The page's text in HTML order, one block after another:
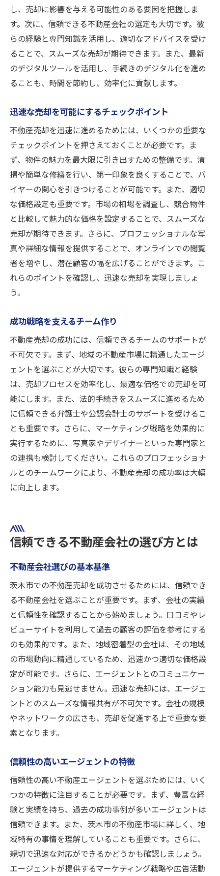
し、売却に影響を与える可能性のある要因を把握しま
す。次に、信頼できる不動産会社の選定も大切です。彼
らの経験と専門知識を活用し、適切なアドバイスを受け
ることで、スムーズな売却が期待できます。また、最新
のデジタルツールを活用し、手続きのデジタル化を進め
ることも、時間を節約し、効率化に貢献します。
迅速な売却を可能にするチェックポイント
不動産売却を迅速に進めるためには、いくつかの重要な
チェックポイントを押さえておくことが必要です。ま
ず、物件の魅力を最大限に引き出すための整備です。清
掃や簡単な修繕を行い、第一印象を良くすることで、バ
イヤーの関心を引きつけることが可能です。また、適切
な価格設定も重要です。市場の相場を調査し、競合物件
と比較して魅力的な価格を設定することで、スムーズな
売却が期待できます。さらに、プロフェッショナルな写
真や詳細な情報を提供することで、オンラインでの閲覧
者を増やし、潜在顧客の幅を広げることができます。こ
れらのポイントを確認し、迅速な売却を実現しましょ
う。
成功戦略を支えるチーム作り
不動産売却の成功には、信頼できるチームのサポートが
不可欠です。まず、地域の不動産市場に精通したエージ
ェントを選ぶことが大切です。彼らの専門知識と経験
は、売却プロセスを効率化し、最適な価格での売却を可
能にします。また、法的手続きをスムーズに進めるため
に信頼できる弁護士や公認会計士のサポートを受けるこ
とも重要です。さらに、マーケティング戦略を効果的に
実行するために、写真家やデザイナーといった専門家と
の連携も検討してください。これらのプロフェッショナ
ルとのチームワークにより、不動産売却の成功率は大幅
に向上します。
信頼できる不動産会社の選び方とは
不動産会社選びの基本基準
茨木市での不動産売却を成功させるためには、信頼でき
る不動産会社を選ぶことが重要です。まず、会社の実績
と信頼性を確認することから始めましょう。口コミやレ
ビューサイトを利用して過去の顧客の評価を参考にする
のも効果的です。また、地域密着型の会社は、その地域
の市場動向に精通しているため、迅速かつ適切な価格設
定が可能です。さらに、エージェントとのコミュニケー
ション能力も見逃せません。迅速な売却には、エージェ
ントとのスムーズな情報共有が不可欠です。会社の規模
やネットワークの広さも、売却を促進する上で重要な要
素となります。
信頼性の高いエージェントの特徴
信頼性の高い不動産エージェントを選ぶためには、いく
つかの特徴に注目することが必要です。まず、豊富な経
験と実績を持ち、過去の成功事例が多いエージェントは
信頼できます。また、茨木市の不動産市場に詳しく、地
域特有の事情を理解していることも重要です。さらに、
親切で迅速な対応ができるかどうかも確認しましょう。
エージェントが提供するマーケティング戦略や広告活動